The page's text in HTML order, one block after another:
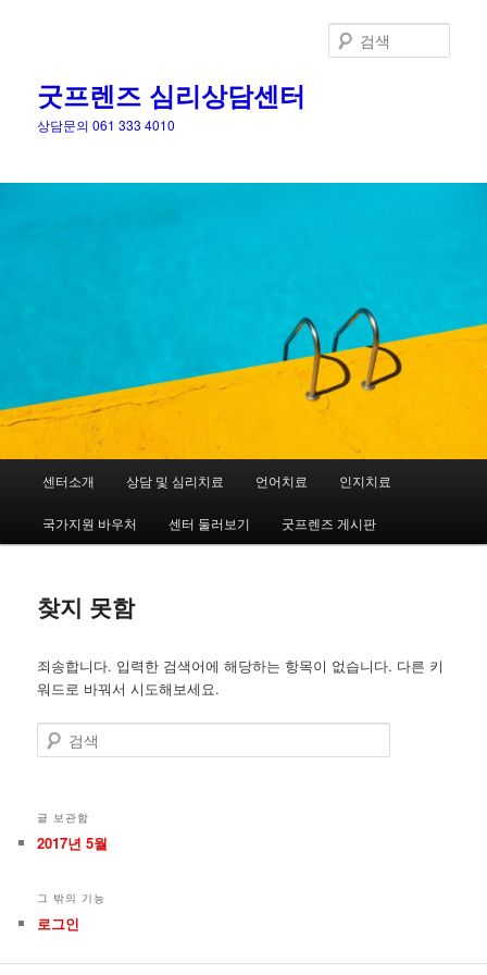
굿프렌즈 심리상담센터
상담문의 061 333 4010
색
뉴
첫
번
컨
텐
로
뛰
넘
두
번
컨
텐
로
뛰
넘
센터소개 상담 및 심리치료 언어치료 인지치료
국가지원 바우처 센터 둘러보기 굿프렌즈 게시판
찾지 못함
죄송합니다. 입력한 검색어에 해당하는 항목이 없습니다. 다른 키
워드로 바꿔서 시도해보세요.
검
색
글 보관함
2017년 5월
그 밖의 기능
로그인